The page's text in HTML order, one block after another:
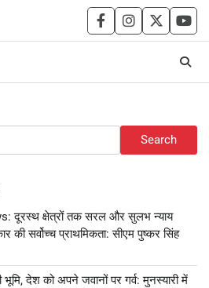
facebookinstagram
twitter
Search
दूरस्थ क्षेत्रों तक सरल और सुलभ न्याय
की सर्वोच्च प्राथमिकता: सीएम पुष्कर सिंह
भूमि, देश को अपने जवानों पर गर्व: मुनस्यारी में